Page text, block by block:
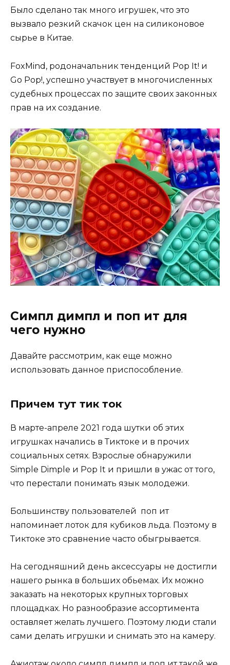
Было сделано так много игрушек, что это
вызвало резкий скачок цен на силиконовое
сырье в Китае.
FoxMind, родоначальник тенденций Pop It! и
Go Pop!, успешно участвует в многочисленных
судебных процессах по защите своих законных
прав на их создание.
Симпл димпл и поп ит для
чего нужно
Давайте рассмотрим, как еще можно
использовать данное приспособление.
Причем тут тик ток
В марте-апреле 2021 года шутки об этих
игрушках начались в Тиктоке и в прочих
социальных сетях. Взрослые обнаружили
Simple Dimple и Pop It и пришли в ужас от того,
что перестали понимать язык молодежи.
Большинству пользователей поп ит
напоминает лоток для кубиков льда. Поэтому в
Тиктоке это сравнение часто обыгрывается.
На сегодняшний день аксессуары не достигли
нашего рынка в больших обьемах. Их можно
заказать на некоторых крупных торговых
площадках. Но разнообразие ассортимента
оставляет желать лучшего. Поэтому люди стали
сами делать игрушки и снимать это на камеру.